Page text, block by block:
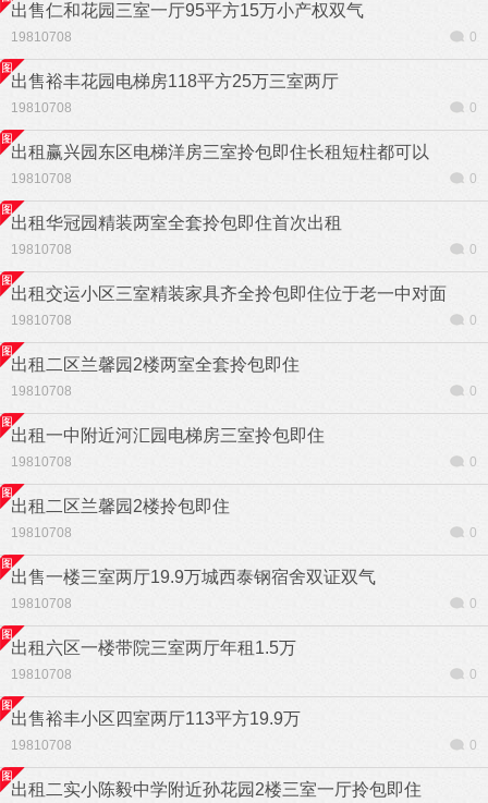
出售仁和花园三室一厅95平方15万小产权双气
19810708 0
出售裕丰花园电梯房118平方25万三室两厅
19810708 0
出租赢兴园东区电梯洋房三室拎包即住长租短柱都可以
19810708 0
出租华冠园精装两室全套拎包即住首次出租
19810708 0
出租交运小区三室精装家具齐全拎包即住位于老一中对面
19810708 0
出租二区兰馨园2楼两室全套拎包即住
19810708 0
出租一中附近河汇园电梯房三室拎包即住
19810708 0
出租二区兰馨园2楼拎包即住
19810708 0
出售一楼三室两厅19.9万城西泰钢宿舍双证双气
19810708 0
出租六区一楼带院三室两厅年租1.5万
19810708 0
出售裕丰小区四室两厅113平方19.9万
19810708 0
出租二实小陈毅中学附近孙花园2楼三室一厅拎包即住